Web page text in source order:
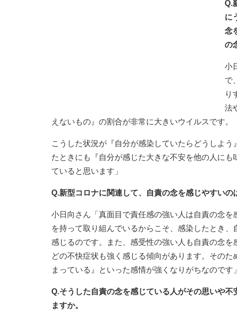
Q.
に
念
の
小
で
り
法
えないもの』の割合が非常に大きいウイルスです。
こうした状況が『自分が感染していたらどうしよ
たときにも『自分が感じた大きな不安を他の人に
ていると思います」
Q.新型コロナに関連して、自責の念を感じやすいの
小日向さん「真面目で責任感の強い人は自責の念
を持って取り組んでいるからこそ、感染したとき
感じるのです。また、感受性の強い人も自責の念
どの不快症状も強く感じる傾向があります。その
まっている』といった感情が強くなりがちなのです」
Q.そうした自責の念を感じている人がその思いや
ますか。